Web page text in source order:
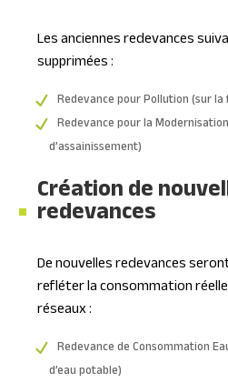
Les anciennes redevances
supprimées :
Redevance pour Pollution (sur
Redevance pour la
d’assainissement)
Création de
redevances
De nouvelles redevances
refléter la consommation
réseaux :
Redevance de Consommation
d’eau potable)